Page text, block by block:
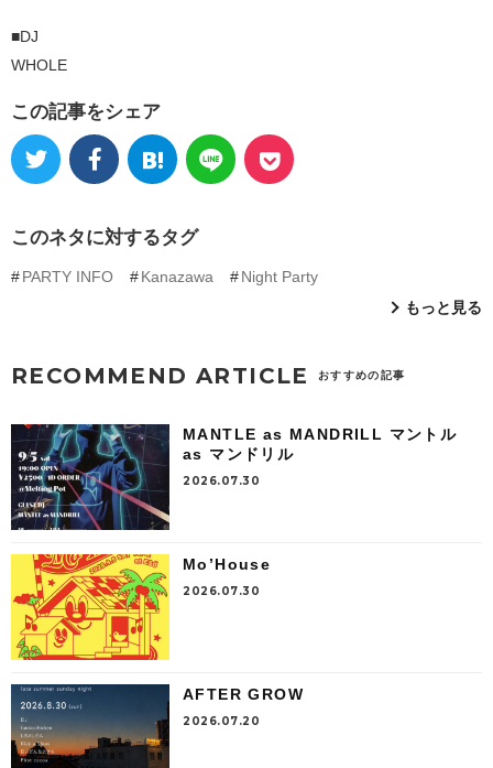
■DJ
WHOLE
この記事をシェア
このネタに対するタグ
PARTY INFO Kanazawa
Night Party
もっと見る
RECOMMEND ARTICLE おすすめの記事
MANTLE as MANDRILL マントル
as マンドリル
2026.07.30
Mo’House
2026.07.30
AFTER GROW
2026.07.20